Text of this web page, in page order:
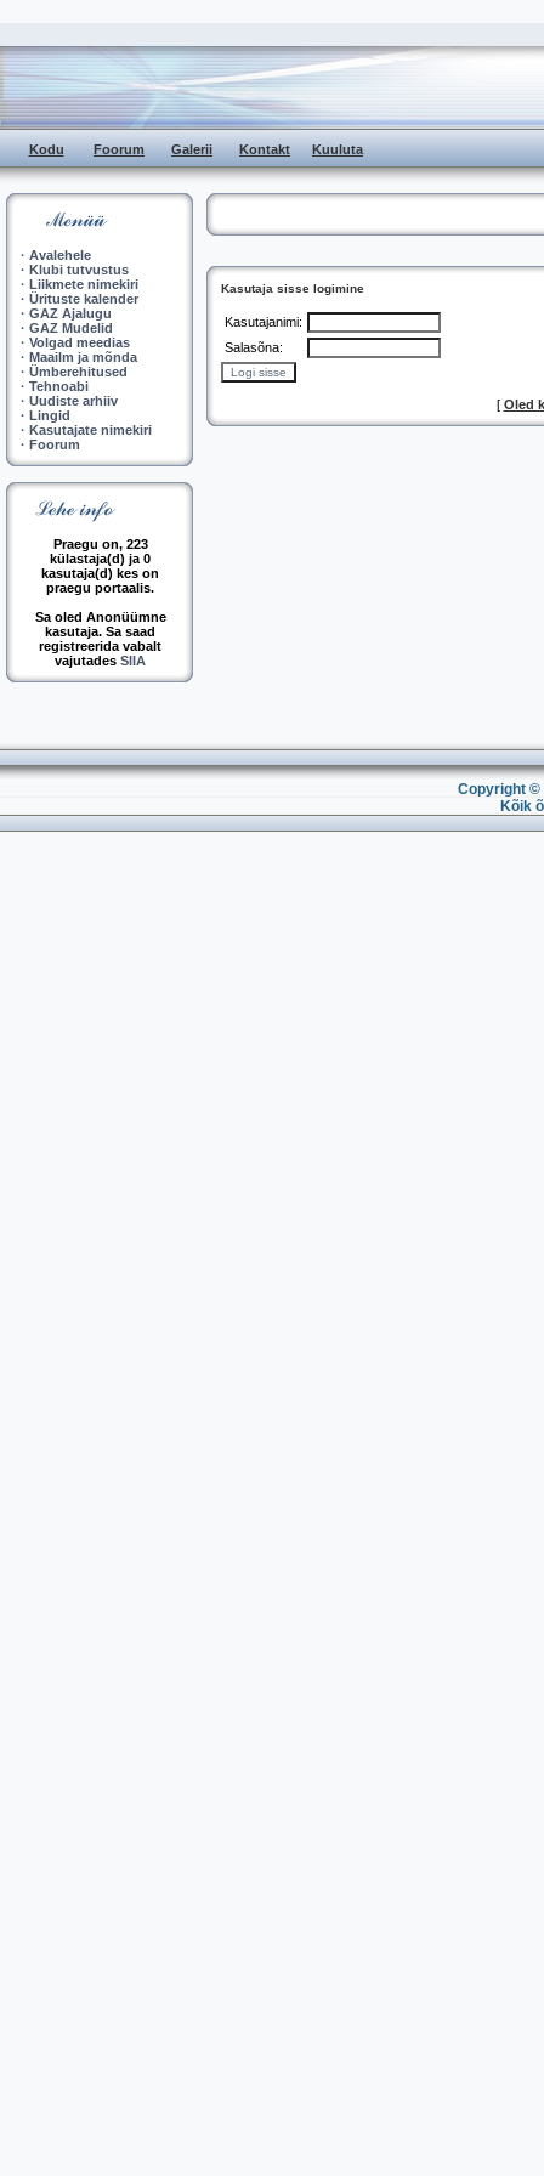
Kodu Foorum Galerii Kontakt Kuuluta
· Avalehele
· Klubi tutvustus
· Liikmete nimekiri
· Ürituste kalender
· GAZ Ajalugu
· GAZ Mudelid
· Volgad meedias
· Maailm ja mõnda
· Ümberehitused
· Tehnoabi
· Uudiste arhiiv
· Lingid
· Kasutajate nimekiri
· Foorum
Praegu on, 223
külastaja(d) ja 0
kasutaja(d) kes on
praegu portaalis.
Sa oled Anonüümne
kasutaja. Sa saad
registreerida vabalt
vajutades SIIA
Kasutaja sisse logimine
Kasutajanimi:
Salasõna:
[ Oled
Copyright ©
Kõik